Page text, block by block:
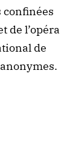
confinées
de l’opéra
de